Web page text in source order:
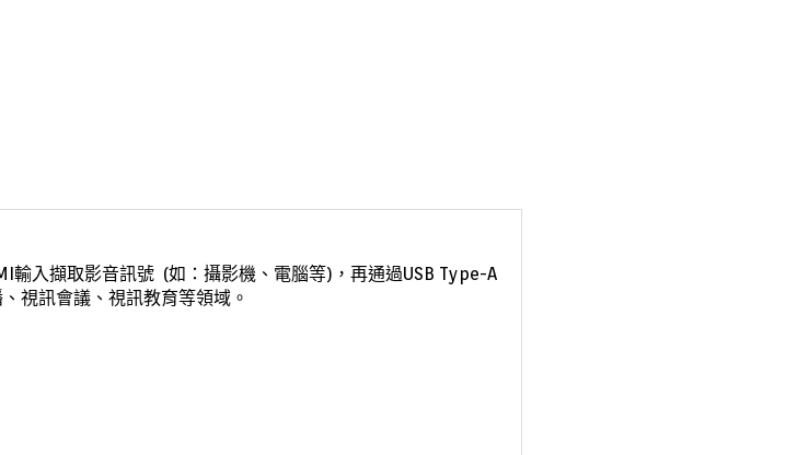
入擷取影音訊號 (如：攝影機、電腦等)，再通過USB Type-A
視訊會議、視訊教育等領域。